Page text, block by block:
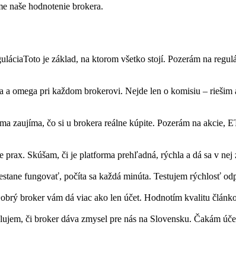
naše hodnotenie brokera.
Toto je základ, na ktorom všetko stojí. Pozerám na
a omega pri každom brokerovi. Nejde len o komisiu –
zaujíma, čo si u brokera reálne kúpite. Pozerám na akcie,
prax. Skúšam, či je platforma prehľadná, rýchla a dá sa v
fungovať, počíta sa každá minúta. Testujem rýchlosť
broker vám dá viac ako len účet. Hodnotím kvalitu
či broker dáva zmysel pre nás na Slovensku. Čakám